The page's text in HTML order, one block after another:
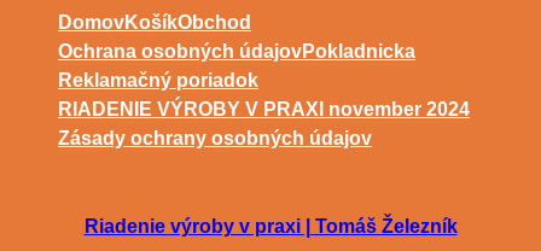
DomovKošíkObchod
Ochrana osobných údajovPokladnicka
Reklamačný poriadok
RIADENIE VÝROBY V PRAXI​ november 2024
Zásady ochrany osobných údajov
Riadenie výroby v praxi | Tomáš Železník